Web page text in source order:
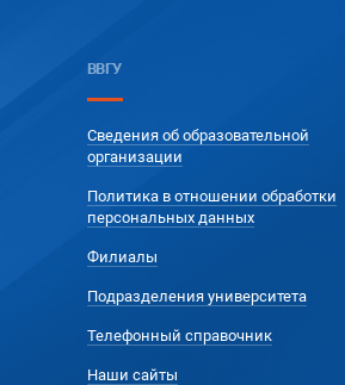
ВВГУ
Сведения об образовательной
организации
Политика в отношении обработки
персональных данных
Филиалы
Подразделения университета
Телефонный справочник
Наши сайты